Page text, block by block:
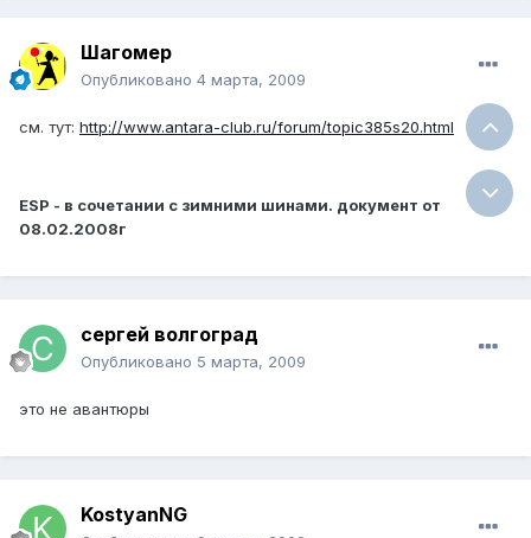
Шагомер
Опубликовано 4 марта, 2009
см. тут: http://www.antara-club.ru/forum/topic385s20.html
ESP - в сочетании с зимними шинами. документ от
08.02.2008г
сергей волгоград
Опубликовано 5 марта, 2009
это не авантюры
KostyanNG